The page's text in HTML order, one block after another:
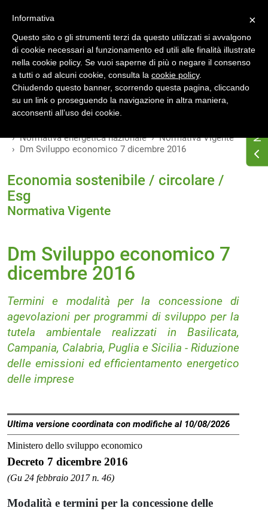
INDICE VERSIONI
MODIFICHE
Normativa energetica nazionale
Normativa Vigente
Dm Sviluppo economico 7 dicembre 2016
Economia sostenibile / circolare /
Esg
Normativa Vigente
Dm Sviluppo economico 7
dicembre 2016
Termini e modalità per la concessione di
agevolazioni per programmi di sviluppo per la
tutela ambientale realizzati in Basilicata,
Campania, Calabria, Puglia e Sicilia - Riduzione
delle emissioni ed efficientamento energetico
delle imprese
Ultima versione coordinata con modifiche al 10/08/2026
Ministero dello sviluppo economico
Decreto 7 dicembre 2016
(Gu 24 febbraio 2017 n. 46)
Modalità e termini per la concessione delle
×
Informativa
Questo sito o gli strumenti terzi da questo utilizzati si avvalgono
di cookie necessari al funzionamento ed utili alle finalità illustrate
nella cookie policy. Se vuoi saperne di più o negare il consenso
a tutti o ad alcuni cookie, consulta la cookie policy.
Chiudendo questo banner, scorrendo questa pagina, cliccando
su un link o proseguendo la navigazione in altra maniera,
acconsenti all’uso dei cookie.